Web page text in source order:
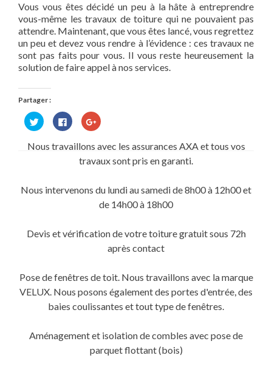
Vous vous êtes décidé un peu à la hâte à entreprendre
vous-même les travaux de toiture qui ne pouvaient pas
attendre. Maintenant, que vous êtes lancé, vous regrettez
un peu et devez vous rendre à l’évidence : ces travaux ne
sont pas faits pour vous. Il vous reste heureusement la
solution de faire appel à nos services.
Partager :
Cliquez
pour
partager
Twitter(ouvre
Cliquez
pour
partager
sur
Facebook(ouvre
dans
une
Cliquez
pour
Google+
dans
fenêtre)
Nous travaillons avec les assurances AXA et tous vos
travaux sont pris en garanti.
Nous intervenons du lundi au samedi de 8h00 à 12h00 et
de 14h00 à 18h00
Devis et vérification de votre toiture gratuit sous 72h
après contact
Pose de fenêtres de toit. Nous travaillons avec la marque
VELUX. Nous posons également des portes d'entrée, des
baies coulissantes et tout type de fenêtres.
Aménagement et isolation de combles avec pose de
parquet flottant (bois)